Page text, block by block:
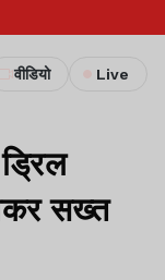
वीडियो Live
सख्त